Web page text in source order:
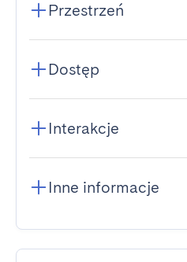
Przestrzeń
Dostęp
Interakcje
Inne informacje